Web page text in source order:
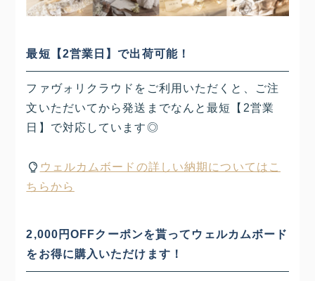
最短【2営業日】で出荷可能！
ファヴォリクラウドをご利用いただくと、ご注
文いただいてから発送までなんと最短【2営業
日】で対応しています◎
ウェルカムボードの詳しい納期についてはこ
ちらから
2,000円OFFクーポンを貰ってウェルカムボード
をお得に購入いただけます！